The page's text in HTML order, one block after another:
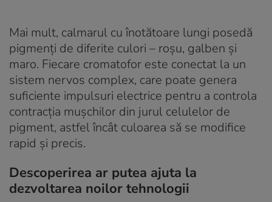
Mai mult, calmarul cu înotătoare lungi posedă
pigmenți de diferite culori – roșu, galben și
maro. Fiecare cromatofor este conectat la un
sistem nervos complex, care poate genera
suficiente impulsuri electrice pentru a controla
contracția mușchilor din jurul celulelor de
pigment, astfel încât culoarea să se modifice
rapid și precis.
Descoperirea ar putea ajuta la
dezvoltarea noilor tehnologii